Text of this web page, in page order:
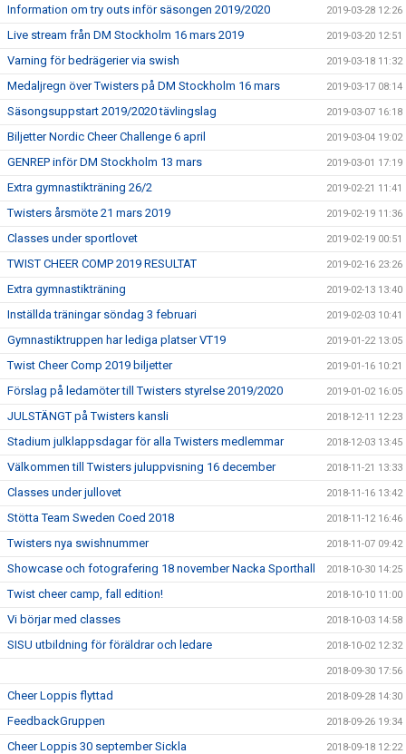
Information om try outs inför säsongen 2019/2020 2019-03-28 12:26
Live stream från DM Stockholm 16 mars 2019 2019-03-20 12:51
Varning för bedrägerier via swish 2019-03-18 11:32
Medaljregn över Twisters på DM Stockholm 16 mars 2019-03-17 08:14
Säsongsuppstart 2019/2020 tävlingslag 2019-03-07 16:18
Biljetter Nordic Cheer Challenge 6 april 2019-03-04 19:02
GENREP inför DM Stockholm 13 mars 2019-03-01 17:19
Extra gymnastikträning 26/2 2019-02-21 11:41
Twisters årsmöte 21 mars 2019 2019-02-19 11:36
Classes under sportlovet 2019-02-19 00:51
TWIST CHEER COMP 2019 RESULTAT 2019-02-16 23:26
Extra gymnastikträning 2019-02-13 13:40
Inställda träningar söndag 3 februari 2019-02-03 10:41
Gymnastiktruppen har lediga platser VT19 2019-01-22 13:05
Twist Cheer Comp 2019 biljetter 2019-01-16 10:21
Förslag på ledamöter till Twisters styrelse 2019/2020 2019-01-02 16:05
JULSTÄNGT på Twisters kansli 2018-12-11 12:23
Stadium julklappsdagar för alla Twisters medlemmar 2018-12-03 13:45
Välkommen till Twisters juluppvisning 16 december 2018-11-21 13:33
Classes under jullovet 2018-11-16 13:42
Stötta Team Sweden Coed 2018 2018-11-12 16:46
Twisters nya swishnummer 2018-11-07 09:42
Showcase och fotografering 18 november Nacka Sporthall 2018-10-30 14:25
Twist cheer camp, fall edition! 2018-10-10 11:00
Vi börjar med classes 2018-10-03 14:58
SISU utbildning för föräldrar och ledare 2018-10-02 12:32
2018-09-30 17:56
Cheer Loppis flyttad 2018-09-28 14:30
FeedbackGruppen 2018-09-26 19:34
Cheer Loppis 30 september Sickla 2018-09-18 12:22